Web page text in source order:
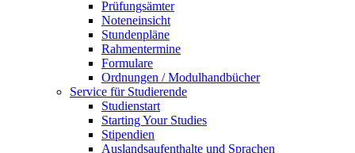
Prüfungsämter
Noteneinsicht
Stundenpläne
Rahmentermine
Formulare
Ordnungen / Modulhandbücher
Service für Studierende
Studienstart
Starting Your Studies
Stipendien
Auslandsaufenthalte und Sprachen